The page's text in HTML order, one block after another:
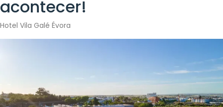
acontecer!
Hotel Vila Galé Évora